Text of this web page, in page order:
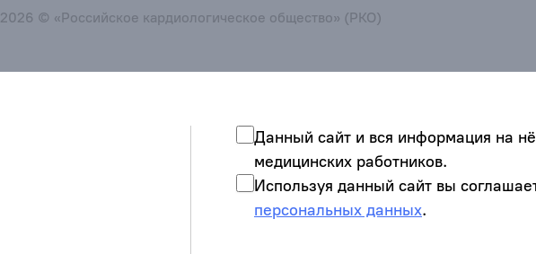
2026 © «Российское кардиологическое общество» (РКО)
Данный сайт и вся информация на
медицинских работников.
Используя данный сайт вы
персональных данных.